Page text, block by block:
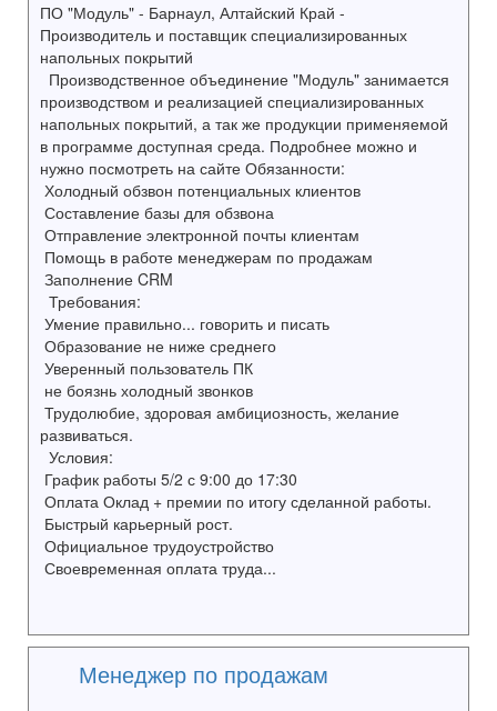
ПО "Модуль" - Барнаул, Алтайский Край -
Производитель и поставщик специализированных
напольных покрытий
Производственное объединение "Модуль" занимается
производством и реализацией специализированных
напольных покрытий, а так же продукции применяемой
в программе доступная среда. Подробнее можно и
нужно посмотреть на сайте Обязанности:
Холодный обзвон потенциальных клиентов
Составление базы для обзвона
Отправление электронной почты клиентам
Помощь в работе менеджерам по продажам
Заполнение CRM
Требования:
Умение правильно... говорить и писать
Образование не ниже среднего
Уверенный пользователь ПК
не боязнь холодный звонков
Трудолюбие, здоровая амбициозность, желание
развиваться.
Условия:
График работы 5/2 с 9:00 до 17:30
Оплата Оклад + премии по итогу сделанной работы.
Быстрый карьерный рост.
Официальное трудоустройство
Своевременная оплата труда...
Менеджер по продажам